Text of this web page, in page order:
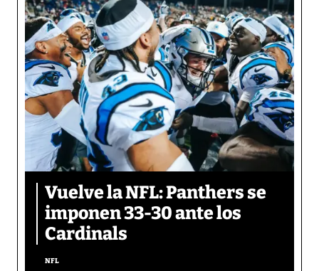
Vuelve la NFL: Panthers se
imponen 33-30 ante los
Cardinals
NFL